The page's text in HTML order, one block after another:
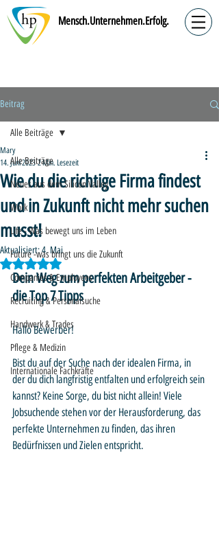
Mensch.Unternehmen.Erfolg.
Beitrag
Alle Beiträge
Neues aus dem Silicon Valley
Work
Life - Was bewegt uns im Leben
Future -was bringt uns die Zukunft
Companies & Employees
Recruiting & Personalsuche
Handwerk & Trades
Pflege & Medizin
Internationale Fachkräfte
Alle Beiträge
Wie du die richtige Firma findest
und in Zukunft nicht mehr suchen
musst!
Mary
14. Juni 2023 2 Min. Lesezeit
Aktualisiert:4. Mai
Mit NaN von 5 Sternen bewertet.
Dein Weg zum perfekten Arbeitgeber -
die Top 7 Tipps
Hallo Bewerber!
Bist du auf der Suche nach der idealen Firma, in
der du dich langfristig entfalten und erfolgreich sein
kannst? Keine Sorge, du bist nicht allein! Viele
Jobsuchende stehen vor der Herausforderung, das
perfekte Unternehmen zu finden, das ihren
Bedürfnissen und Zielen entspricht.